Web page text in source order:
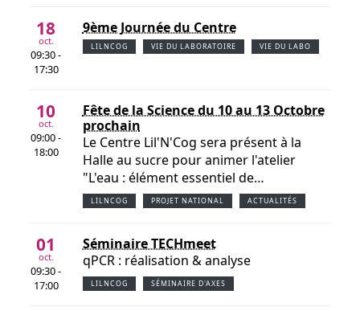
18
oct.
09:30 -
17:30
9ème Journée du Centre
LILNCOG VIE DU LABORATOIRE VIE DU LABO
10
oct.
09:00 -
18:00
Fête de la Science du 10 au 13 Octobre
prochain
Le Centre Lil'N'Cog sera présent à la
Halle au sucre pour animer l'atelier
"L'eau : élément essentiel de…
LILNCOG PROJET NATIONAL ACTUALITÉS
01
oct.
09:30 -
17:00
Séminaire TECHmeet
qPCR : réalisation & analyse
LILNCOG SÉMINAIRE D'AXES